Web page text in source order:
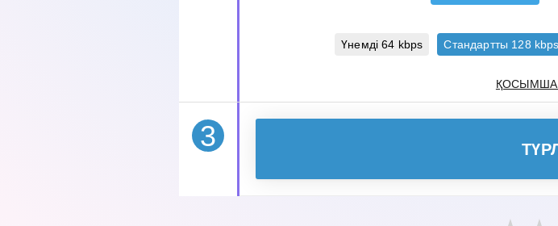
Үнемді 64 kbps Стандартты 128 kbps
ҚОСЫМША
3